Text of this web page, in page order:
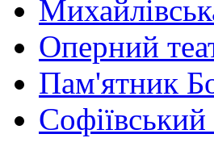
Оперний
Пам'ятник